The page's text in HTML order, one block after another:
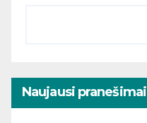
Naujausi pranešimai